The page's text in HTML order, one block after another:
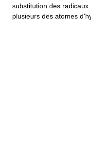
substitution des
plusieurs des atomes